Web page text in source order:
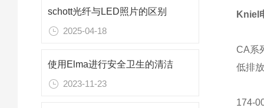
schott光纤与LED照片的区别
2025-04-18
使用Elma进行安全卫生的清洁
2023-11-23
Kniel
CA系
低排
174-